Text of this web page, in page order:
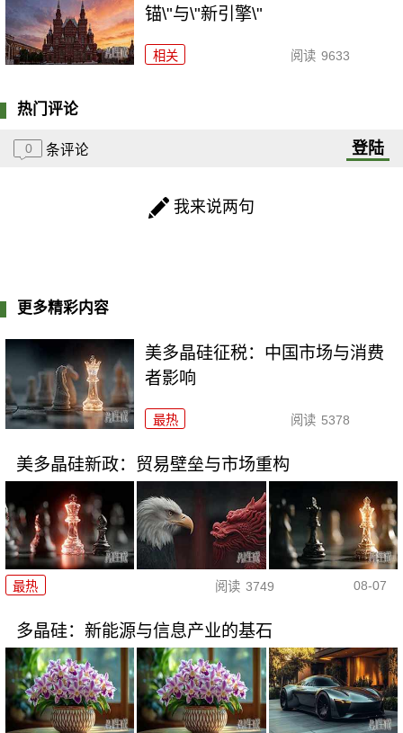
锚\"与\"新引擎\"
相关 阅读 9633
热门评论
0 条评论 登陆
我来说两句
更多精彩内容
美多晶硅征税：中国市场与消费
者影响
最热 阅读 5378
美多晶硅新政：贸易壁垒与市场重构
最热 阅读 3749 08-07
多晶硅：新能源与信息产业的基石